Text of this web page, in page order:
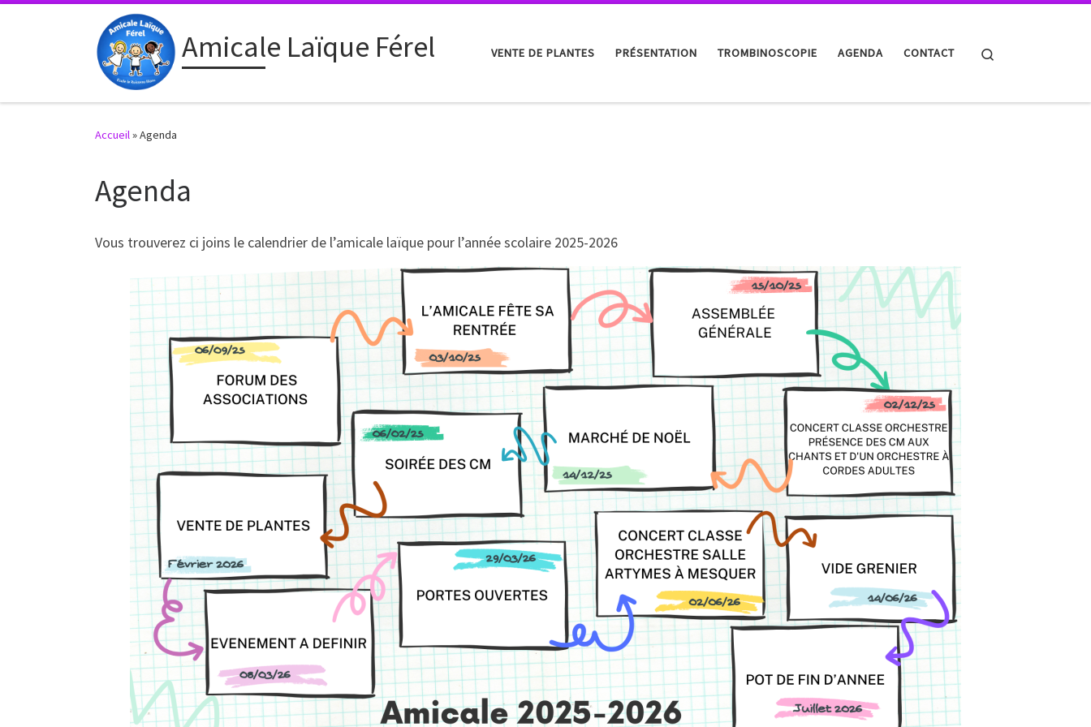
Passer au contenu
Amicale Laïque Férel VENTE DE PLANTES PRÉSENTATION TROMBINOSCOPIE AGENDA CONTACT
Accueil»Agenda
Agenda
Vous trouverez ci joins le calendrier de l’amicale laïque pour l’année scolaire 2025-2026